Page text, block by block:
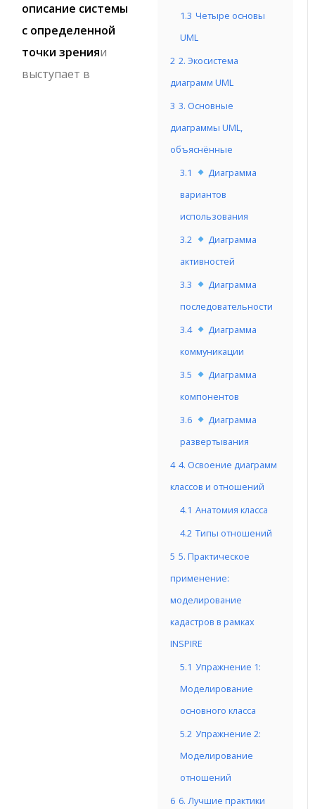
1.3 Четыре основы
UML
2 2. Экосистема
диаграмм UML
3 3. Основные
диаграммы UML,
объяснённые
3.1
Диаграмма
вариантов
использования
3.2
Диаграмма
активностей
3.3
Диаграмма
последовательности
3.4
Диаграмма
коммуникации
3.5
Диаграмма
компонентов
3.6
Диаграмма
развертывания
4 4. Освоение диаграмм
классов и отношений
4.1 Анатомия класса
4.2 Типы отношений
5 5. Практическое
применение:
моделирование
кадастров в рамках
INSPIRE
5.1 Упражнение 1:
Моделирование
основного класса
5.2 Упражнение 2:
Моделирование
отношений
6 6. Лучшие практики
описание системы
с определенной
точки зренияи
выступает в